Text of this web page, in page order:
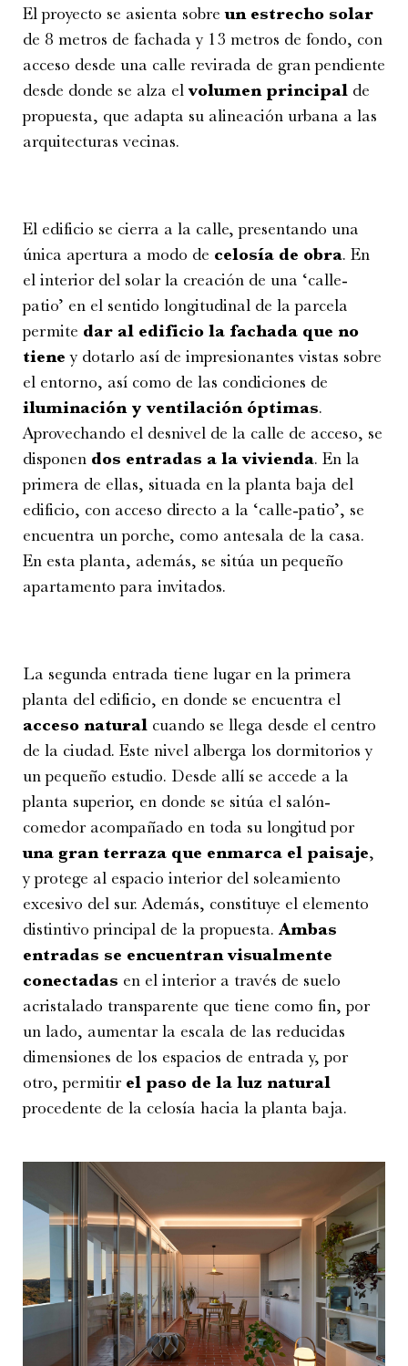
El proyecto se asienta sobreun estrecho solar
de 8 metros de fachada y 13 metros de fondo, con
acceso desde una calle revirada de gran pendiente
desde donde se alza elvolumen principal de
propuesta, que adapta su alineación urbana a las
arquitecturas vecinas.
El edificio se cierra a la calle, presentando una
única apertura a modo de celosía de obra. En
el interior del solar la creación de una ‘calle-
patio’ en el sentido longitudinal de la parcela
permite dar al edificio la fachada que no
tiene y dotarlo así de impresionantes vistas sobre
el entorno, así como de las condiciones de
iluminación y ventilación óptimas.
Aprovechando el desnivel de la calle de acceso, se
disponen dos entradas a la vivienda. En la
primera de ellas, situada en la planta baja del
edificio, con acceso directo a la ‘calle-patio’, se
encuentra un porche, como antesala de la casa.
En esta planta, además, se sitúa un pequeño
apartamento para invitados.
La segunda entrada tiene lugar en la primera
planta del edificio, en donde se encuentra el
acceso natural cuando se llega desde el centro
de la ciudad. Este nivel alberga los dormitorios y
un pequeño estudio. Desde allí se accede a la
planta superior, en donde se sitúa el salón-
comedor acompañado en toda su longitud por
una gran terraza que enmarca el paisaje,
y protege al espacio interior del soleamiento
excesivo del sur. Además, constituye el elemento
distintivo principal de la propuesta. Ambas
entradas se encuentran visualmente
conectadas en el interior a través de suelo
acristalado transparente que tiene como fin, por
un lado, aumentar la escala de las reducidas
dimensiones de los espacios de entrada y, por
otro, permitir el paso de la luz natural
procedente de la celosía hacia la planta baja.